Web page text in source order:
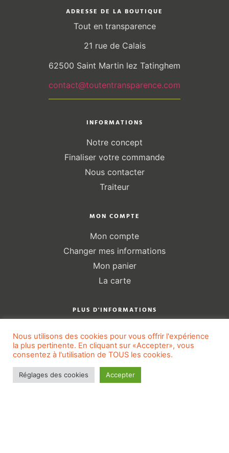
ADRESSE DE LA BOUTIQUE
Tout en transparence
21 rue de Calais
62500 Saint Martin lez Tatinghem
contact@toutentransparence.com
INFORMATIONS
Notre concept
Finaliser votre commande
Nous contacter
Traiteur
MON COMPTE
Mon compte
Changer mes informations
Mon panier
La carte
PLUS D'INFORMATIONS
Politique de confidentialité
Gestion des cookies
Conditions générales de ventes
Nous utilisons des cookies pour vous offrir l'expérience
la plus pertinente. En cliquant sur «Accepter», vous
consentez à l'utilisation de TOUS les cookies.
Réglages des cookies Accepter